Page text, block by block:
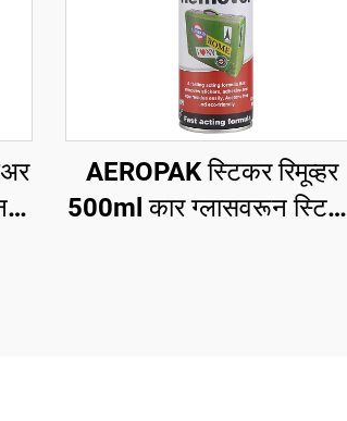
AEROPAK स्टिकर रिमूव्हर
500ml कार ग्लासवरून स्टिकर